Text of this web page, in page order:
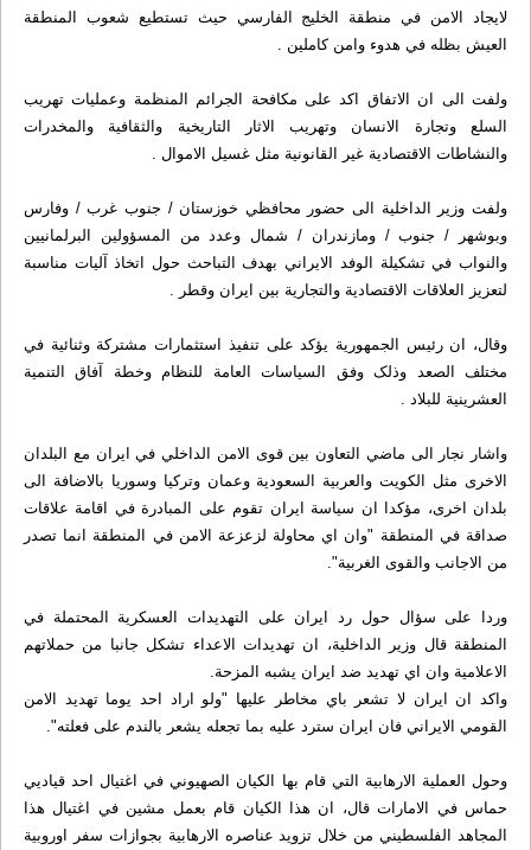
لايجاد الامن في منطقة الخليج الفارسي حيث تستطيع شعوب المنطقة
العيش بظله في هدوء وامن کاملين .
ولفت الى ان الاتفاق اکد على مکافحة الجرائم المنظمة وعمليات تهريب
السلع وتجارة الانسان وتهريب الاثار التاريخية والثقافية والمخدرات
والنشاطات الاقتصادية غير القانونية مثل غسيل الاموال .
ولفت وزير الداخلية الى حضور محافظي خوزستان / جنوب غرب / وفارس
وبوشهر / جنوب / ومازندران / شمال وعدد من المسؤولين البرلمانيين
والنواب في تشکيلة الوفد الايراني بهدف التباحث حول اتخاذ آليات مناسبة
لتعزيز العلاقات الاقتصادية والتجارية بين ايران وقطر .
وقال، ان رئيس الجمهورية يؤکد على تنفيذ استثمارات مشترکة وثنائية في
مختلف الصعد وذلک وفق السياسات العامة للنظام وخطة آفاق التنمية
العشرينية للبلاد .
واشار نجار الى ماضي التعاون بين قوى الامن الداخلي في ايران مع البلدان
الاخرى مثل الکويت والعربية السعودية وعمان وترکيا وسوريا بالاضافة الى
بلدان اخرى، مؤکدا ان سياسة ايران تقوم على المبادرة في اقامة علاقات
صداقة في المنطقة "وان اي محاولة لزعزعة الامن في المنطقة انما تصدر
من الاجانب والقوى الغربية".
وردا على سؤال حول رد ايران على التهديدات العسکرية المحتملة في
المنطقة قال وزير الداخلية، ان تهديدات الاعداء تشکل جانبا من حملاتهم
الاعلامية وان اي تهديد ضد ايران يشبه المزحة.
واکد ان ايران لا تشعر باي مخاطر عليها "ولو اراد احد يوما تهديد الامن
القومي الايراني فان ايران سترد عليه بما تجعله يشعر بالندم على فعلته".
وحول العملية الارهابية التي قام بها الکيان الصهيوني في اغتيال احد قياديي
حماس في الامارات قال، ان هذا الکيان قام بعمل مشين في اغتيال هذا
المجاهد الفلسطيني من خلال تزويد عناصره الارهابية بجوازات سفر اوروبية